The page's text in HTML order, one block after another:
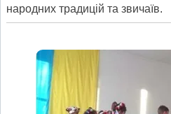
народних традицій та звичаїв.